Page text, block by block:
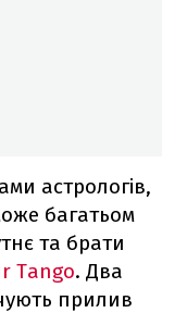
астрологів,
багатьом
та брати
Tango. Два
прилив